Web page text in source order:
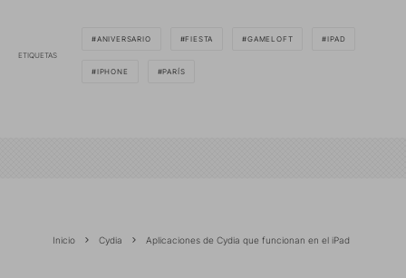
ETIQUETAS
ANIVERSARIO FIESTA GAMELOFT IPAD
IPHONE PARÍS
Inicio Cydia Aplicaciones de Cydia que funcionan en el iPad